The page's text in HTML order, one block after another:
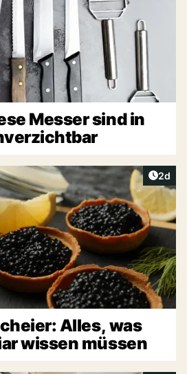
Messer sind in
2d
Alles, was
wissen müssen